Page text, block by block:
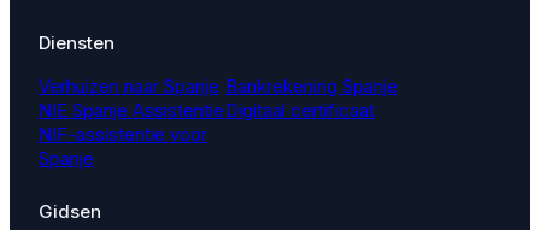
Diensten
Verhuizen naar Spanje
NIE Spanje Assistentie
NIF-assistentie voor
Spanje
Bankrekening Spanje
Digitaal certificaat
Gidsen